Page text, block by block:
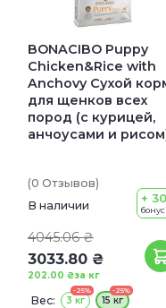
BONACIBO Puppy
Chicken&Rice with
Anchovy Сухой
для щенков всех
пород (с курицей,
анчоусами и
(0 Отзывов)
В наличии
4045.06 ₴
3033.80 ₴
за кг
202.00 ₴
+ 30
Вес:
-25%
3 кг
-25%
15 кг